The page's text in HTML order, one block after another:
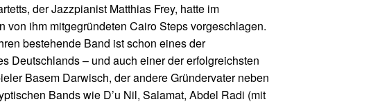
der Jazzpianist Matthias Frey, hatte im
von ihm mitgegründeten Cairo Steps vorgeschlagen.
bestehende Band ist schon eines der
Deutschlands – und auch einer der erfolgreichsten
Basem Darwisch, der andere Gründervater neben
Bands wie D’u Nil, Salamat, Abdel Radi (mit